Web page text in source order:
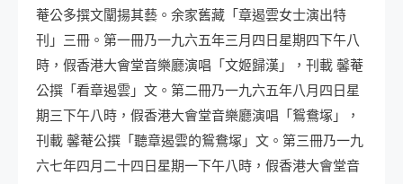
菴公多撰文闡揚其藝。余家舊藏「章遏雲女士演出特
刊」三冊。第一冊乃一九六五年三月四日星期四下午八
時，假香港大會堂音樂廳演唱「文姬歸漢」，刊載 馨菴
公撰「看章遏雲」文。第二冊乃一九六五年八月四日星
期三下午八時，假香港大會堂音樂廳演唱「鴛鴦塚」，
刊載 馨菴公撰「聽章遏雲的鴛鴦塚」文。第三冊乃一九
六七年四月二十四日星期一下午八時，假香港大會堂音